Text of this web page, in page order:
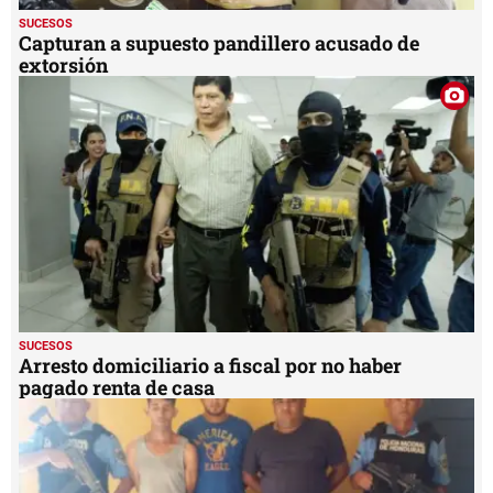
SUCESOS
Capturan a supuesto pandillero acusado de
extorsión
SUCESOS
Arresto domiciliario a fiscal por no haber
pagado renta de casa